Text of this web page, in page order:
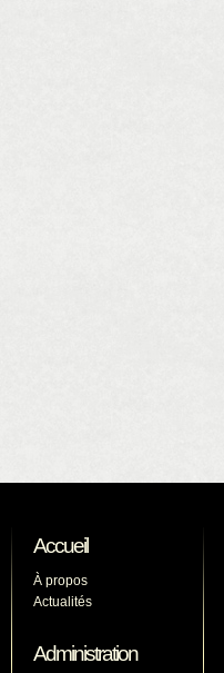
Accueil
À propos
Actualités
Administration